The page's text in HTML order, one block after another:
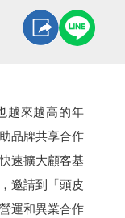
越來越高的年
品牌共享合作
速擴大顧客基
邀請到「頭皮
運和異業合作